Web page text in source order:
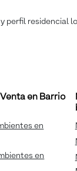
perfil residencial
en Barrio
en
en